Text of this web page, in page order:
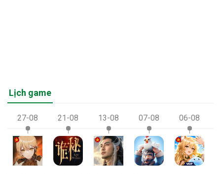
Lịch game
27-08 21-08 13-08 07-08 06-08